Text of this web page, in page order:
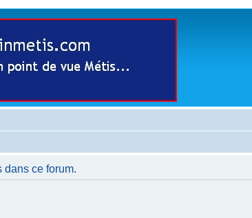
dans ce forum.